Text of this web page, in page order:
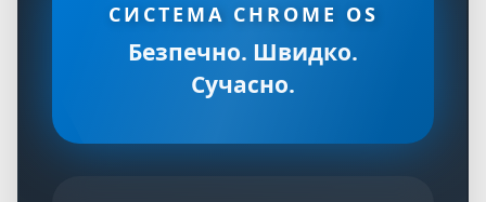
СИСТЕМА CHROME OS
Безпечно. Швидко.
Сучасно.